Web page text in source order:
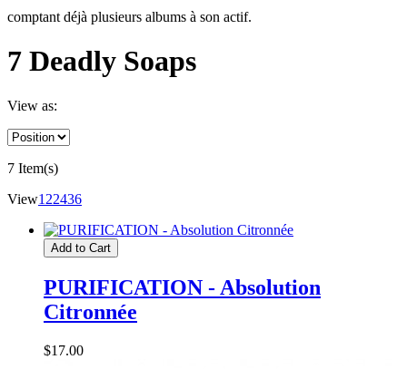
comptant déjà plusieurs albums à son actif.
7 Deadly Soaps
View as:
7 Item(s)
View122436
Add to Cart
PURIFICATION - Absolution
Citronnée
$17.00